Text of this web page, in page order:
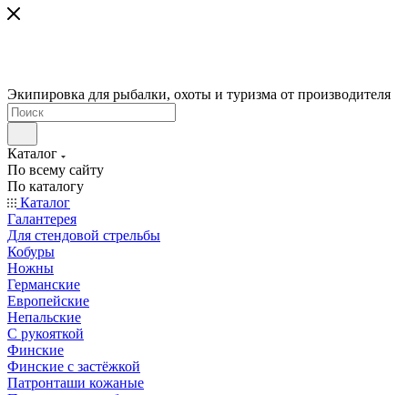
Экипировка для рыбалки, охоты и туризма от производителя
Каталог
По всему сайту
По каталогу
Каталог
Галантерея
Для стендовой стрельбы
Кобуры
Ножны
Германские
Европейские
Непальские
С рукояткой
Финские
Финские с застёжкой
Патронташи кожаные